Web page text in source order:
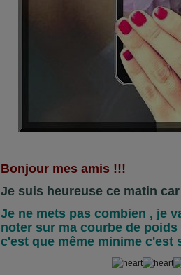
Bonjour mes amis !!!
Je suis heureuse ce matin
Je ne mets pas combien , je
noter sur ma courbe de
c'est que même minime